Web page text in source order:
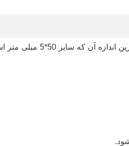
ابعاد و اندازه های رول بولت
.